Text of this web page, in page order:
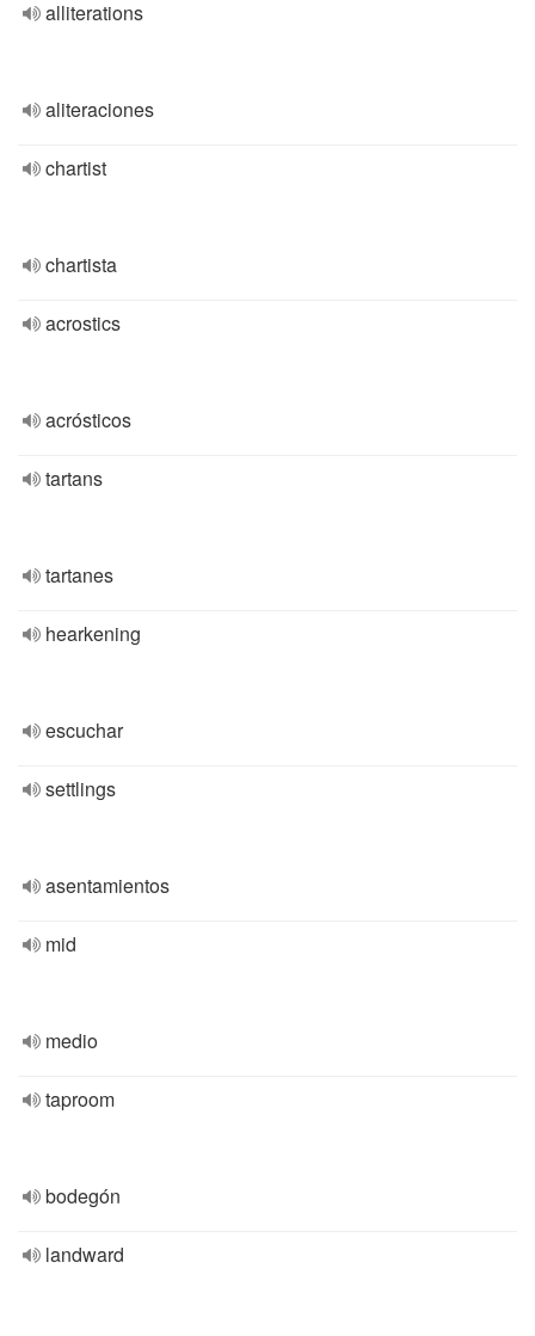
alliterations
aliteraciones
chartist
chartista
acrostics
acrósticos
tartans
tartanes
hearkening
escuchar
settlings
asentamientos
mid
medio
taproom
bodegón
landward